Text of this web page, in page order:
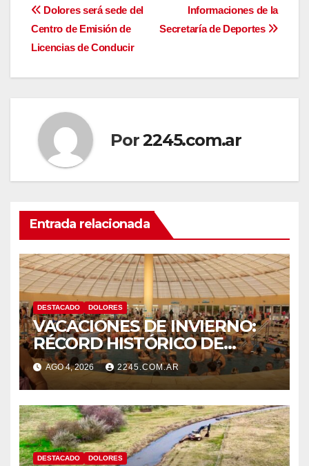
Navegación
de
entradas
Informaciones de la
Secretaría de Deportes
Dolores será sede del
Centro de Emisión de
Licencias de Conducir
Por2245.com.ar
Entrada relacionada
DESTACADO DOLORES
VACACIONES DE INVIERNO:
RÉCORD HISTÓRICO DE
VISITANTES Y RECAUDACIÓN
EN EL PARQUE TERMAL DE
DOLORES
AGO 4, 2026 2245.COM.AR
DESTACADO DOLORES